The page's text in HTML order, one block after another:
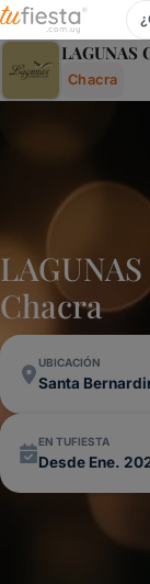
Lagunas Country
LAGUNAS
Chacra
Chacra
UBICACIÓN
Santa
EN TUFIESTA
Desde Ene.